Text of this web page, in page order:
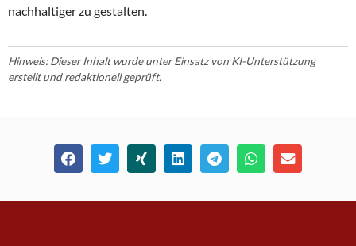
nachhaltiger zu gestalten.
Hinweis: Dieser Inhalt wurde unter Einsatz von KI-Unterstützung
erstellt und redaktionell geprüft.